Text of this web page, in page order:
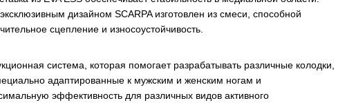
дизайном SCARPA изготовлен из смеси, способной
сцепление и износоустойчивость.
система, которая помогает разрабатывать различные колодки,
адаптированные к мужским и женским ногам и
эффективность для различных видов активного